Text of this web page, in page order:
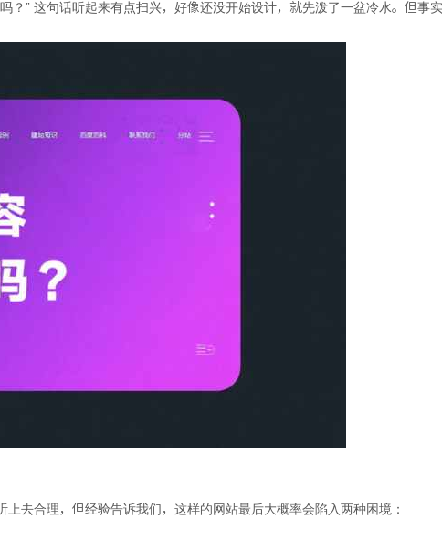
？” 这句话听起来有点扫兴，好像还没开始设计，就先泼了一盆冷水。但
去合理，但经验告诉我们，这样的网站最后大概率会陷入两种困境：